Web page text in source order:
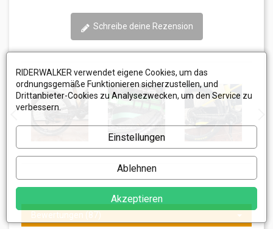
Schreibe deine Rezension
Bewertungen (87)
RIDERWALKER verwendet eigene Cookies, um das
ordnungsgemäße Funktionieren sicherzustellen, und
Drittanbieter-Cookies zu Analysezwecken, um den Service zu
verbessern.
Einstellungen
Ablehnen
Akzeptieren